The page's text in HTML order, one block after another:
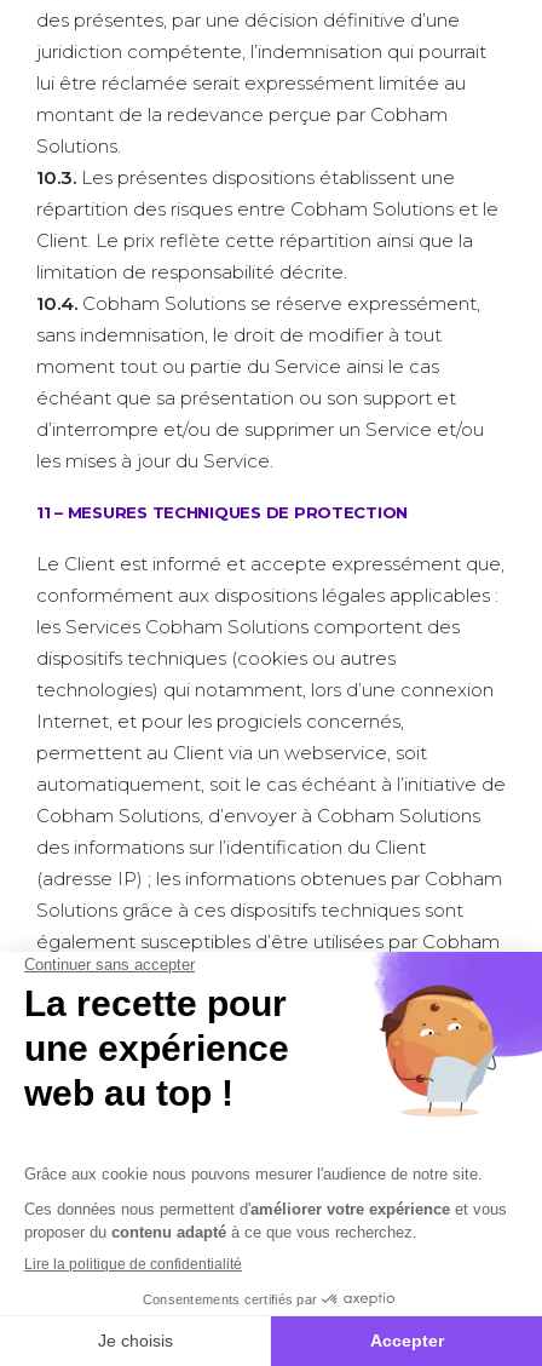
des présentes, par une décision définitive d’une
juridiction compétente, l’indemnisation qui pourrait
lui être réclamée serait expressément limitée au
montant de la redevance perçue par Cobham
Solutions.
10.3. Les présentes dispositions établissent une
répartition des risques entre Cobham Solutions et le
Client. Le prix reflète cette répartition ainsi que la
limitation de responsabilité décrite.
10.4. Cobham Solutions se réserve expressément,
sans indemnisation, le droit de modifier à tout
moment tout ou partie du Service ainsi le cas
échéant que sa présentation ou son support et
d’interrompre et/ou de supprimer un Service et/ou
les mises à jour du Service.
11 – MESURES TECHNIQUES DE PROTECTION
Le Client est informé et accepte expressément que,
conformément aux dispositions légales applicables :
les Services Cobham Solutions comportent des
dispositifs techniques (cookies ou autres
technologies) qui notamment, lors d’une connexion
Internet, et pour les progiciels concernés,
permettent au Client via un webservice, soit
automatiquement, soit le cas échéant à l’initiative de
Cobham Solutions, d’envoyer à Cobham Solutions
des informations sur l’identification du Client
(adresse IP) ; les informations obtenues par Cobham
Solutions grâce à ces dispositifs techniques sont
également susceptibles d’être utilisées par Cobham
Solutions dans le cadre de lutte anti-contrefaçon,
pour repérer et empêcher une éventuelle utilisation
illicite ou non-conforme des progiciels concernés.
12 – FORCE MAJEURE
dégagée si l’inexécution d’une partie ou de la
totalité des obligations mises à la charge de l’une
d’elles résulte d’un cas de force majeure. De façon
expresse, sont considérés comme cas de force
majeure ou de cas fortuits, outre ceux